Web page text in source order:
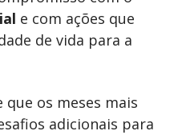
e com ações que
de vida para a
que os meses mais
adicionais para